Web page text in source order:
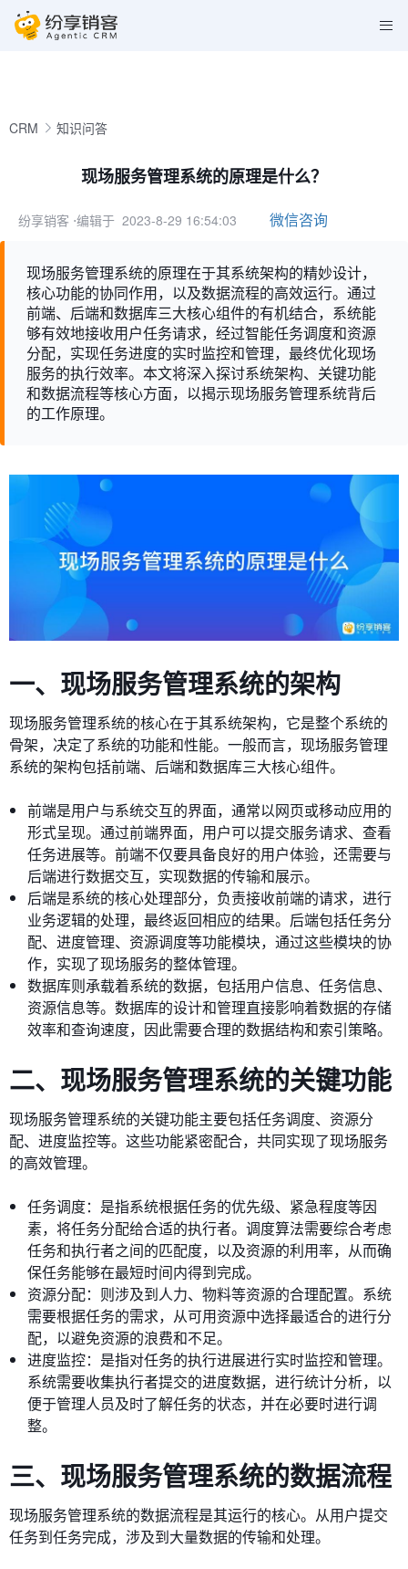
CRM 知识问答
现场服务管理系统的原理是什么？
纷享销客 ⋅编辑于 2023-8-29 16:54:03 微信咨询
现场服务管理系统的原理在于其系统架构的精妙设计，
核心功能的协同作用，以及数据流程的高效运行。通过
前端、后端和数据库三大核心组件的有机结合，系统能
够有效地接收用户任务请求，经过智能任务调度和资源
分配，实现任务进度的实时监控和管理，最终优化现场
服务的执行效率。本文将深入探讨系统架构、关键功能
和数据流程等核心方面，以揭示现场服务管理系统背后
的工作原理。
一、现场服务管理系统的架构
现场服务管理系统的核心在于其系统架构，它是整个系统的
骨架，决定了系统的功能和性能。一般而言，现场服务管理
系统的架构包括前端、后端和数据库三大核心组件。
前端是用户与系统交互的界面，通常以网页或移动应用的
形式呈现。通过前端界面，用户可以提交服务请求、查看
任务进展等。前端不仅要具备良好的用户体验，还需要与
后端进行数据交互，实现数据的传输和展示。
后端是系统的核心处理部分，负责接收前端的请求，进行
业务逻辑的处理，最终返回相应的结果。后端包括任务分
配、进度管理、资源调度等功能模块，通过这些模块的协
作，实现了现场服务的整体管理。
数据库则承载着系统的数据，包括用户信息、任务信息、
资源信息等。数据库的设计和管理直接影响着数据的存储
效率和查询速度，因此需要合理的数据结构和索引策略。
二、现场服务管理系统的关键功能
现场服务管理系统的关键功能主要包括任务调度、资源分
配、进度监控等。这些功能紧密配合，共同实现了现场服务
的高效管理。
任务调度：是指系统根据任务的优先级、紧急程度等因
素，将任务分配给合适的执行者。调度算法需要综合考虑
任务和执行者之间的匹配度，以及资源的利用率，从而确
保任务能够在最短时间内得到完成。
资源分配：则涉及到人力、物料等资源的合理配置。系统
需要根据任务的需求，从可用资源中选择最适合的进行分
配，以避免资源的浪费和不足。
进度监控：是指对任务的执行进展进行实时监控和管理。
系统需要收集执行者提交的进度数据，进行统计分析，以
便于管理人员及时了解任务的状态，并在必要时进行调
整。
三、现场服务管理系统的数据流程
现场服务管理系统的数据流程是其运行的核心。从用户提交
任务到任务完成，涉及到大量数据的传输和处理。